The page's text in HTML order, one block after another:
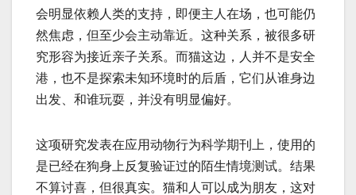
会明显依赖人类的支持，即便主人在场，也可能仍
然焦虑，但至少会主动靠近。这种关系，被很多研
究形容为接近亲子关系。而猫这边，人并不是安全
港，也不是探索未知环境时的后盾，它们从谁身边
出发、和谁玩耍，并没有明显偏好。
这项研究发表在应用动物行为科学期刊上，使用的
是已经在狗身上反复验证过的陌生情境测试。结果
不算讨喜，但很真实。猫和人可以成为朋友，这对